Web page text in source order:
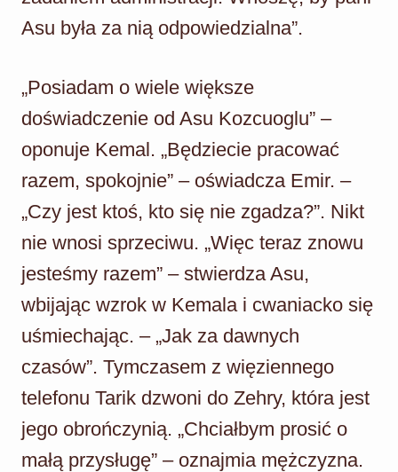
Asu była za nią odpowiedzialna”.
„Posiadam o wiele większe
doświadczenie od Asu Kozcuoglu” –
oponuje Kemal. „Będziecie pracować
razem, spokojnie” – oświadcza Emir. –
„Czy jest ktoś, kto się nie zgadza?”. Nikt
nie wnosi sprzeciwu. „Więc teraz znowu
jesteśmy razem” – stwierdza Asu,
wbijając wzrok w Kemala i cwaniacko się
uśmiechając. – „Jak za dawnych
czasów”. Tymczasem z więziennego
telefonu Tarik dzwoni do Zehry, która jest
jego obrończynią. „Chciałbym prosić o
małą przysługę” – oznajmia mężczyzna.